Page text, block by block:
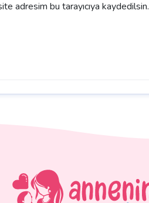
adresim bu tarayıcıya kaydedilsin.